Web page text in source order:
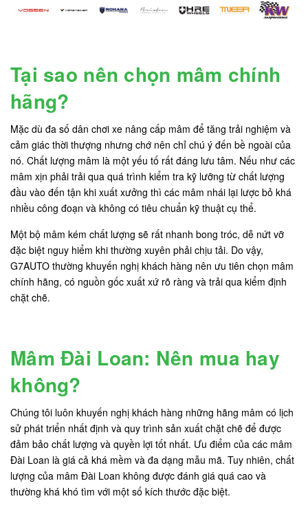
Tại sao nên chọn mâm chính
hãng?
Mặc dù đa số dân chơi xe nâng cấp mâm để tăng trải nghiệm và
cảm giác thời thượng nhưng chớ nên chỉ chú ý đến bề ngoài của
nó. Chất lượng mâm là một yếu tố rất đáng lưu tâm. Nếu như các
mâm xịn phải trải qua quá trình kiểm tra kỹ lưỡng từ chất lượng
đầu vào đến tận khi xuất xưởng thì các mâm nhái lại lược bỏ khá
nhiều công đoạn và không có tiêu chuẩn kỹ thuật cụ thể.
Một bộ mâm kém chất lượng sẽ rất nhanh bong tróc, dễ nứt vỡ
đặc biệt nguy hiểm khi thường xuyên phải chịu tải. Do vậy,
G7AUTO thường khuyến nghị khách hàng nên ưu tiên chọn mâm
chính hãng, có nguồn gốc xuất xứ rõ ràng và trải qua kiểm định
chặt chẽ.
Mâm Đài Loan: Nên mua hay
không?
Chúng tôi luôn khuyến nghị khách hàng những hãng mâm có lịch
sử phát triển nhất định và quy trình sản xuất chặt chẽ để được
đảm bảo chất lượng và quyền lợi tốt nhất. Ưu điểm của các mâm
Đài Loan là giá cả khá mềm và đa dạng mẫu mã. Tuy nhiên, chất
lượng của mâm Đài Loan không được đánh giá quá cao và
thường khá khó tìm với một số kích thước đặc biệt.